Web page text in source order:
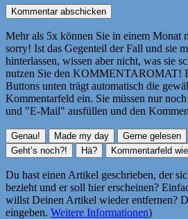
Mehr als 5x können Sie in einem Monat
sorry! Ist das Gegenteil der Fall und sie
hinterlassen, wissen aber nicht, was sie
nutzen Sie den KOMMENTAROMAT!
Buttons unten trägt automatisch die
Kommentarfeld ein. Sie müssen nur
und "E-Mail" ausfüllen und den
Du hast einen Artikel geschrieben, der
bezieht und er soll hier erscheinen?
willst Deinen Artikel wieder entfernen?
eingeben. Weitere Informationen)